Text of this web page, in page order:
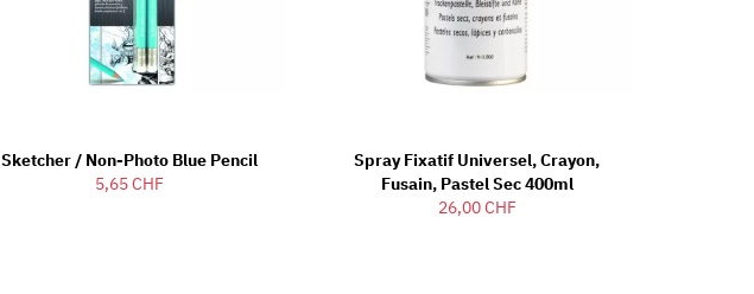
Sketcher / Non-Photo Blue Pencil
5,65 CHF
Spray Fixatif Universel, Crayon,
Fusain, Pastel Sec 400ml
26,00 CHF